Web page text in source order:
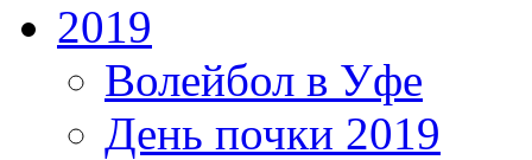
2019
Волейбол в Уфе
День почки 2019